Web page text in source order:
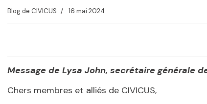
Blog de CIVICUS 16 mai 2024
Message de Lysa John, secrétaire générale
Chers membres et alliés de CIVICUS,